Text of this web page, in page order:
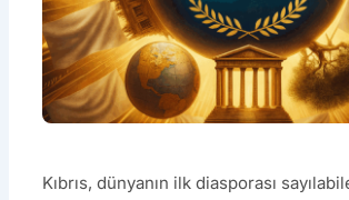
Kıbrıs, dünyanın ilk diasporası